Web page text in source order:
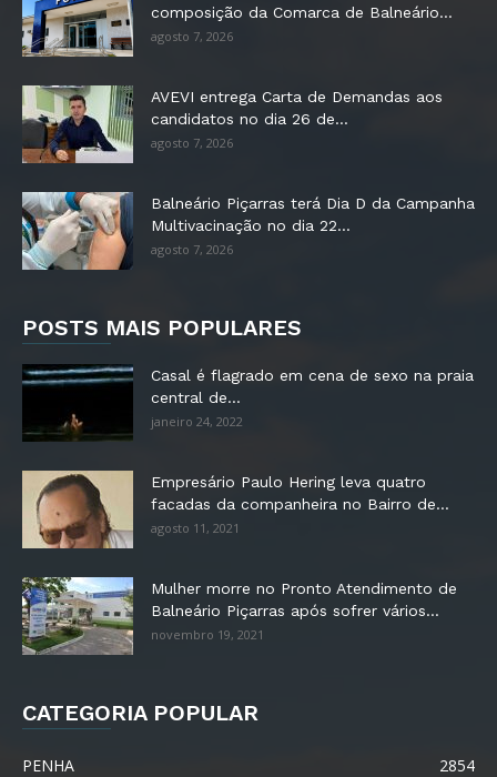
composição da Comarca de Balneário...
agosto 7, 2026
AVEVI entrega Carta de Demandas aos
candidatos no dia 26 de...
agosto 7, 2026
Balneário Piçarras terá Dia D da Campanha
Multivacinação no dia 22...
agosto 7, 2026
POSTS MAIS POPULARES
Casal é flagrado em cena de sexo na praia
central de...
janeiro 24, 2022
Empresário Paulo Hering leva quatro
facadas da companheira no Bairro de...
agosto 11, 2021
Mulher morre no Pronto Atendimento de
Balneário Piçarras após sofrer vários...
novembro 19, 2021
CATEGORIA POPULAR
PENHA
2854